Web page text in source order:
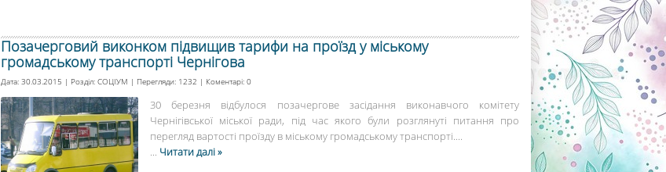
Позачерговий виконком підвищив тарифи на проїзд у міському
громадському транспорті Чернігова
Дата: 30.03.2015 | Розділ: СОЦІУМ | Перегляди: 1232 | Коментарі: 0
30 березня відбулося позачергове засідання виконавчого комітету
Чернігівської міської ради, під час якого були розглянуті питання про
перегляд вартості проїзду в міському громадському транспорті....
... Читати далі »